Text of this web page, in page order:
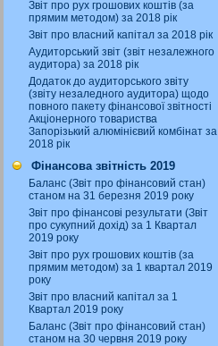
Звіт про рух грошових коштів (за
прямим методом) за 2018 рік
Звіт про власний капітал за 2018 рік
Аудиторський звіт (звіт незалежного
аудитора) за 2018 рік
Додаток до аудиторського звіту
(звіту незаледного аудитора) щодо
повного пакету фінансової звітності
Акціонерного товариства
Запорізький алюмінієвий комбінат за
2018 рік
Фінансова звітність 2019
Баланс (Звіт про фінансовий стан)
станом на 31 березня 2019 року
Звіт про фінансові результати (Звіт
про сукупний дохід) за 1 Квартал
2019 року
Звіт про рух грошових коштів (за
прямим методом) за 1 квартал 2019
року
Звіт про власний капітал за 1
Квартал 2019 року
Баланс (Звіт про фінансовий стан)
станом на 30 червня 2019 року